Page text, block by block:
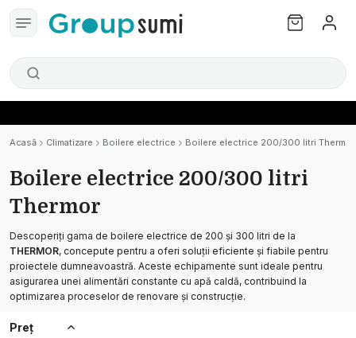
Acasă Climatizare Boilere electrice Boilere electrice 200/300 litri Thermor
Boilere electrice 200/300 litri
Thermor
Descoperiți gama de boilere electrice de 200 și 300 litri de la
THERMOR, concepute pentru a oferi soluții eficiente și fiabile pentru
proiectele dumneavoastră. Aceste echipamente sunt ideale pentru
asigurarea unei alimentări constante cu apă caldă, contribuind la
optimizarea proceselor de renovare și construcție.
Preț